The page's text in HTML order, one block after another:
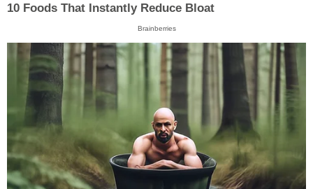
10 Foods That Instantly Reduce Bloat
Brainberries